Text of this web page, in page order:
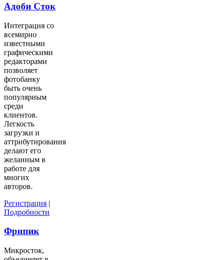
Адоби Сток
Интеграция со
всемирно
известными
графическими
редакторами
позволяет
фотобанку
быть очень
популярным
среди
клиентов.
Легкость
загрузки и
аттрибутирования
делают его
желанным в
работе для
многих
авторов.
Регистрация |
Подробности
Фрипик
Микросток,